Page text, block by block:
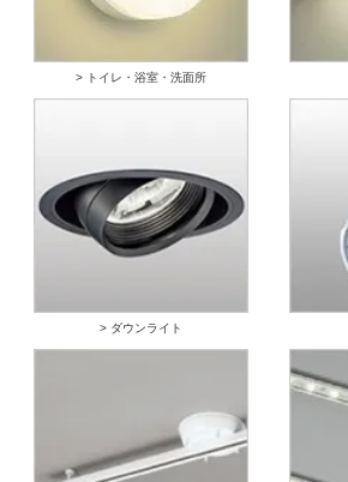
> トイレ・浴室・洗面所
> ダウンライト